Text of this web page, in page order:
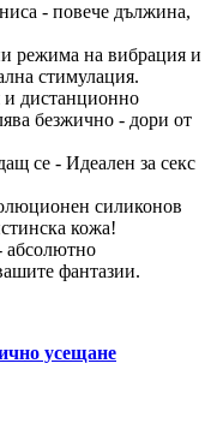
- повече дължина,
режима на вибрация и
стимулация.
и дистанционно
безжично - дори от
се - Идеален за секс
силиконов
кожа!
абсолютно
фантазии.
усещане